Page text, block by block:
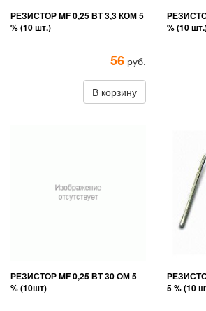
РЕЗИСТОР MF 0,25 ВТ 3,3 КОМ 5
% (10 шт.)
56 руб.
В корзину
% (10
РЕЗИСТОР MF 0,25 ВТ 30 ОМ 5
% (10шт)
5 % (10